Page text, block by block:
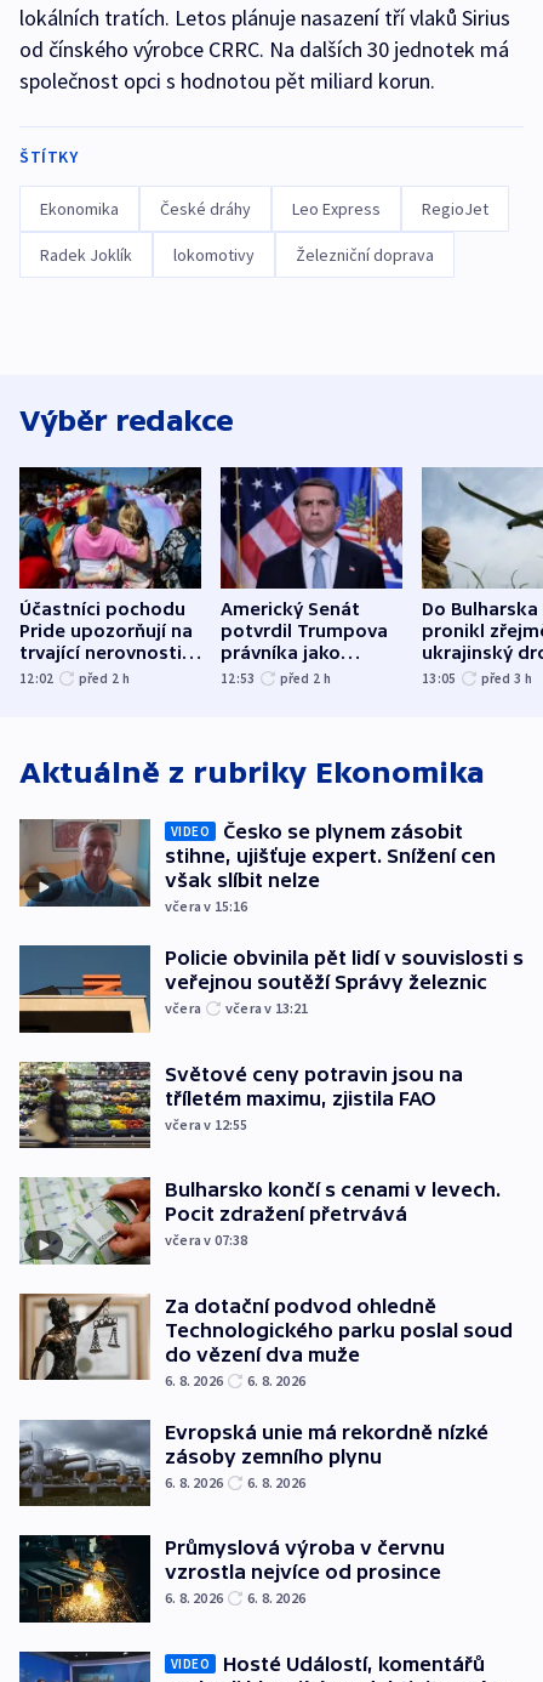
lokálních tratích. Letos plánuje nasazení tří vlaků Sirius
od čínského výrobce CRRC. Na dalších 30 jednotek má
společnost opci s hodnotou pět miliard korun.
ŠTÍTKY
Ekonomika České dráhy Leo Express RegioJet
Radek Joklík lokomotivy Železniční doprava
Výběr redakce
Účastníci pochodu
Pride upozorňují na
trvající nerovnosti i
společenskou
12:02 před 2 h
Americký Senát
potvrdil Trumpova
právníka jako
ministra
12:53 před 2 h
Do Bulharska
pronikl
ukrajinský
explodoval
13:05 před 3 h
Aktuálně z rubriky Ekonomika
VIDEO
Česko se plynem zásobit
stihne, ujišťuje expert. Snížení cen
však slíbit nelze
včera v 15:16
Policie obvinila pět lidí v souvislosti s
veřejnou soutěží Správy železnic
včera včera v 13:21
Světové ceny potravin jsou na
tříletém maximu, zjistila FAO
včera v 12:55
Bulharsko končí s cenami v levech.
Pocit zdražení přetrvává
včera v 07:38
Za dotační podvod ohledně
Technologického parku poslal soud
do vězení dva muže
6. 8. 2026 6. 8. 2026
Evropská unie má rekordně nízké
zásoby zemního plynu
6. 8. 2026 6. 8. 2026
Průmyslová výroba v červnu
vzrostla nejvíce od prosince
6. 8. 2026 6. 8. 2026
VIDEO
Hosté Událostí, komentářů